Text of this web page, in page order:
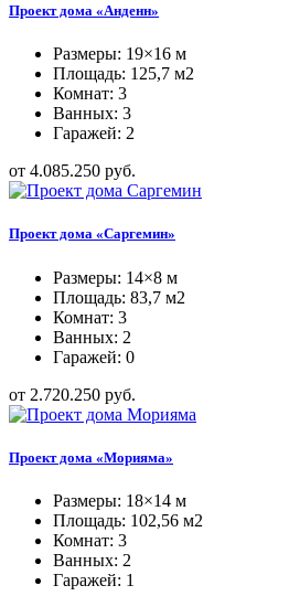
Проект дома «Анденн»
Размеры: 19×16 м
Площадь: 125,7 м2
Комнат: 3
Ванных: 3
Гаражей: 2
от 4.085.250 руб.
Проект дома «Саргемин»
Размеры: 14×8 м
Площадь: 83,7 м2
Комнат: 3
Ванных: 2
Гаражей: 0
от 2.720.250 руб.
Проект дома «Морияма»
Размеры: 18×14 м
Площадь: 102,56 м2
Комнат: 3
Ванных: 2
Гаражей: 1